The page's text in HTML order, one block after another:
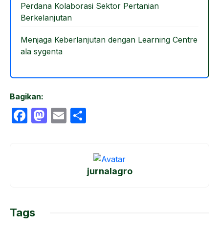
Perdana Kolaborasi Sektor Pertanian
Berkelanjutan
Menjaga Keberlanjutan dengan Learning Centre
ala sygenta
Bagikan:
F
o
k
M E
e
jurnalagro
Tags